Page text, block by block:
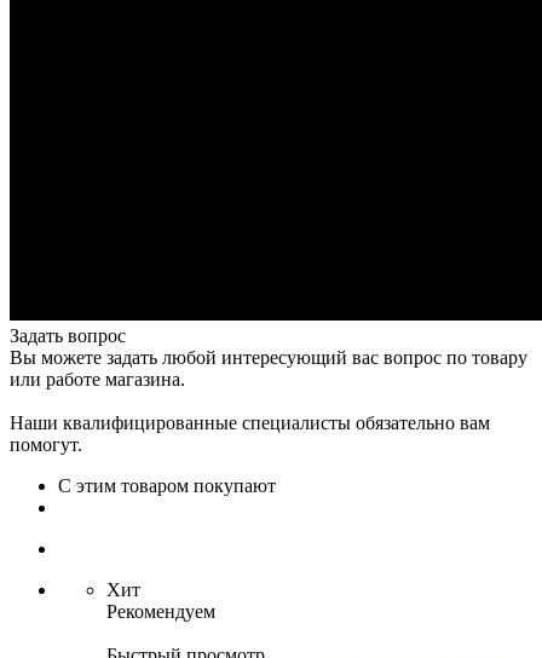
Задать вопрос
Вы можете задать любой интересующий вас вопрос по товару
или работе магазина.
Наши квалифицированные специалисты обязательно вам
помогут.
С этим товаром покупают
Хит
Рекомендуем